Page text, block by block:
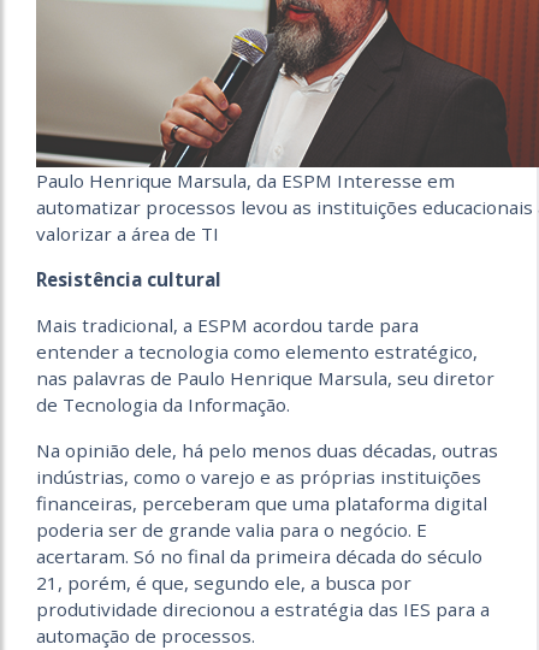
Paulo Henrique Marsula, da ESPM Interesse em
automatizar processos levou as instituições educacionais
valorizar a área de TI
Resistência cultural
Mais tradicional, a ESPM acordou tarde para
entender a tecnologia como elemento estratégico,
nas palavras de Paulo Henrique Marsula, seu diretor
de Tecnologia da Informação.
Na opinião dele, há pelo menos duas décadas, outras
indústrias, como o varejo e as próprias instituições
financeiras, perceberam que uma plataforma digital
poderia ser de grande valia para o negócio. E
acertaram. Só no final da primeira década do século
21, porém, é que, segundo ele, a busca por
produtividade direcionou a estratégia das IES para a
automação de processos.